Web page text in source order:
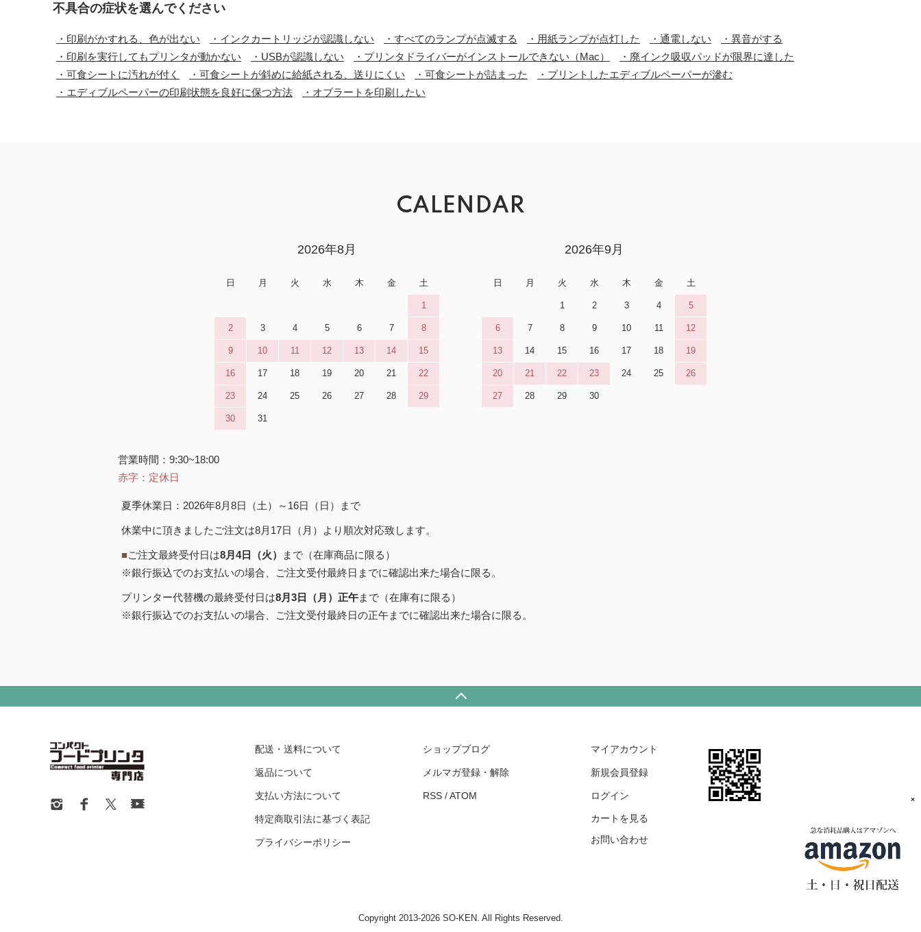
×
不具合の症状を選んでください
・印刷がかすれる、色が出ない ・インクカートリッジが認識しない ・すべてのランプが点滅する ・用紙ランプが点灯した ・通電しない
・異音がする
・印刷を実行してもプリンタが動かない
・USBが認識しない ・プリンタドライバーがインストールできない（Mac）
・廃インク吸収パッドが限界に達した
・可食シートに汚れが付く
・可食シートが斜めに給紙される、送りにくい ・可食シートが詰まった
・プリントしたエディブルペーパーが滲む
・エディブルペーパーの印刷状態を良好に保つ方法
・オブラートを印刷したい
CALENDAR
2026年8月
日 月 火 水 木 金 土
1
2 3 4 5 6 7 8
9 10 11 12 13 14 15
16 17 18 19 20 21 22
23 24 25 26 27 28 29
30 31
2026年9月
日 月 火 水 木 金 土
1 2 3 4 5
6 7 8 9 10 11 12
13 14 15 16 17 18 19
20 21 22 23 24 25 26
27 28 29 30
営業時間：9:30~18:00
赤字：定休日
夏季休業日：2026年8月8日（土）～16日（日）まで
休業中に頂きましたご注文は8月17日（月）より順次対応致します。
■ご注文最終受付日は8月4日（火）
まで（在庫商品に限る）
※銀行振込でのお支払いの場合、ご注文受付最終日までに確認出来た場合に限る。
プリンター代替機の最終受付日は8月3日（月）正午まで（在庫有に限る）
※銀行振込でのお支払いの場合、ご注文受付最終日の正午までに確認出来た場合に限る。
配送・送料について
返品について
支払い方法について
特定商取引法に基づく表記
プライバシーポリシー
ショップブログ
メルマガ登録・解除
RSS /ATOM
マイアカウント
新規会員登録
ログイン
カートを見る
お問い合わせ
Copyright 2013-2026 SO-KEN. All Rights Reserved.